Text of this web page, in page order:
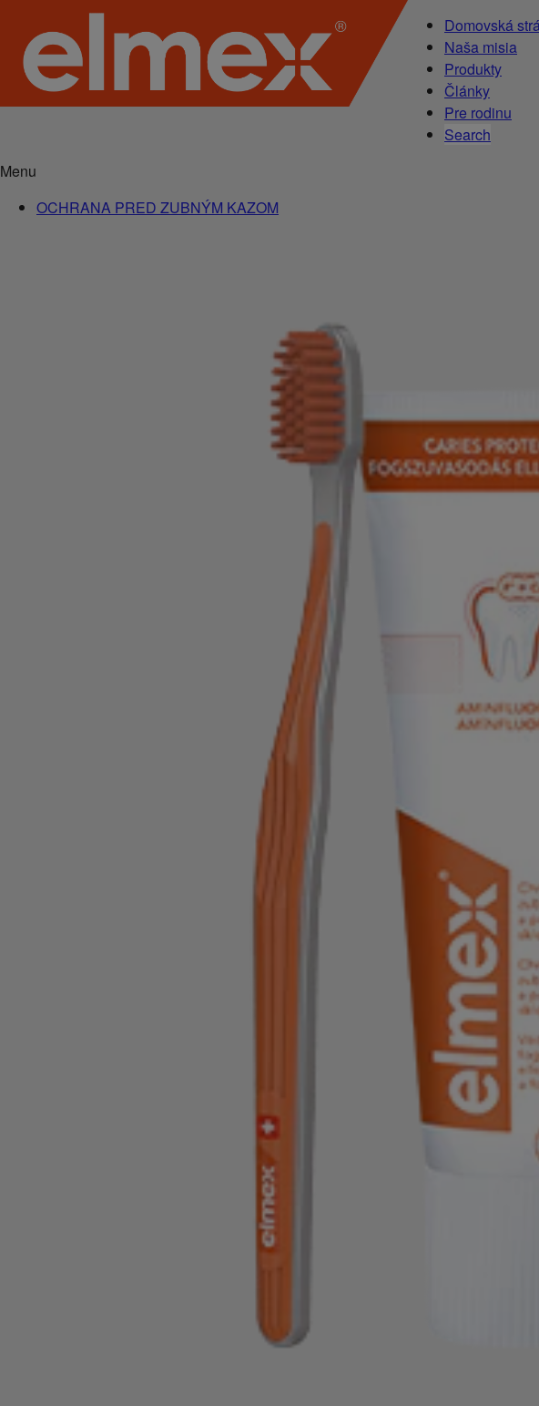
Domovská
Naša misia
Produkty
Články
Pre rodinu
Search
Menu
OCHRANA PRED ZUBNÝM KAZOM